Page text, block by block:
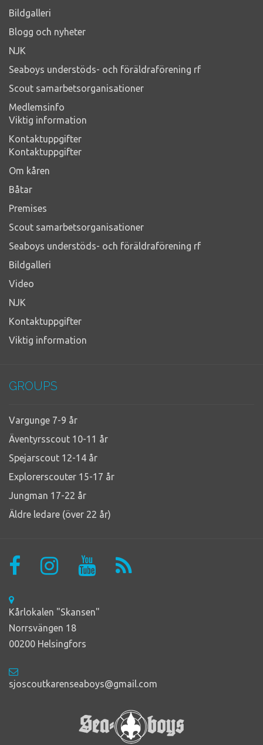
Bildgalleri
Blogg och nyheter
NJK
Seaboys understöds- och föräldraförening rf
Scout samarbetsorganisationer
Medlemsinfo
Viktig information
Kontaktuppgifter
Kontaktuppgifter
Om kåren
Båtar
Premises
Scout samarbetsorganisationer
Seaboys understöds- och föräldraförening rf
Bildgalleri
Video
NJK
Kontaktuppgifter
Viktig information
GROUPS
Vargunge 7-9 år
Äventyrsscout 10-11 år
Spejarscout 12-14 år
Explorerscouter 15-17 år
Jungman 17-22 år
Äldre ledare (över 22 år)
Kårlokalen "Skansen"
Norrsvängen 18
00200 Helsingfors
sjoscoutkarenseaboys@gmail.com